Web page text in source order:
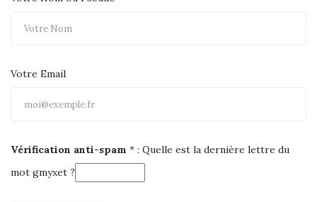
Votre Email
Vérification anti-spam * : Quelle est la dernière lettre du
mot gmyxet ?